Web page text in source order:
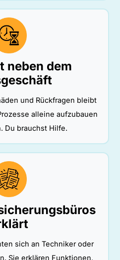
neben dem
und Rückfragen bleibt
alleine aufzubauen
Du brauchst Hilfe.
sich an Techniker oder
Sie erklären Funktionen,